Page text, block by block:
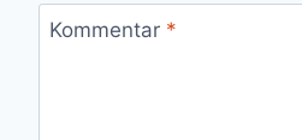
Kommentar *